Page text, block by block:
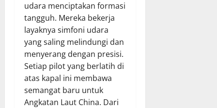
udara menciptakan formasi
tangguh. Mereka bekerja
layaknya simfoni udara
yang saling melindungi dan
menyerang dengan presisi.
Setiap pilot yang berlatih di
atas kapal ini membawa
semangat baru untuk
Angkatan Laut China. Dari